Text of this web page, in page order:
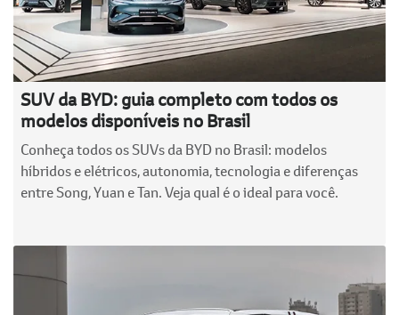
SUV da BYD: guia completo com todos os
modelos disponíveis no Brasil
Conheça todos os SUVs da BYD no Brasil: modelos
híbridos e elétricos, autonomia, tecnologia e diferenças
entre Song, Yuan e Tan. Veja qual é o ideal para você.